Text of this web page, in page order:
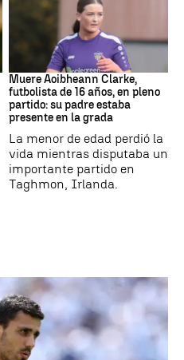
Muere Aoibheann Clarke,
futbolista de 16 años, en pleno
partido: su padre estaba
presente en la grada
La menor de edad perdió la
vida mientras disputaba un
importante partido en
Taghmon, Irlanda.